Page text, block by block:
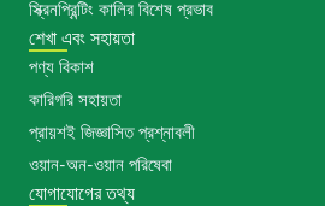
স্ক্রিনপ্রিন্টিং কালির বিশেষ প্রভাব
শেখা এবং সহায়তা
পণ্য বিকাশ
কারিগরি সহায়তা
প্রায়শই জিজ্ঞাসিত প্রশ্নাবলী
ওয়ান-অন-ওয়ান পরিষেবা
যোগাযোগের তথ্য